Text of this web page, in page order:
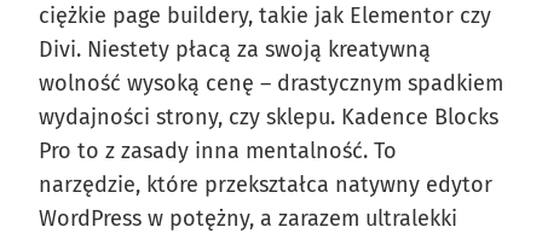
ciężkie page buildery, takie jak Elementor czy
Divi. Niestety płacą za swoją kreatywną
wolność wysoką cenę – drastycznym spadkiem
wydajności strony, czy sklepu. Kadence Blocks
Pro to z zasady inna mentalność. To
narzędzie, które przekształca natywny edytor
WordPress w potężny, a zarazem ultralekki